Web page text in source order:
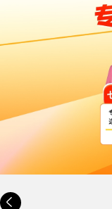
售还有-372天-23小时